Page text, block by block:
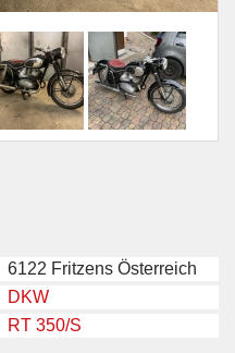
6122 Fritzens Österreich
DKW
RT 350/S